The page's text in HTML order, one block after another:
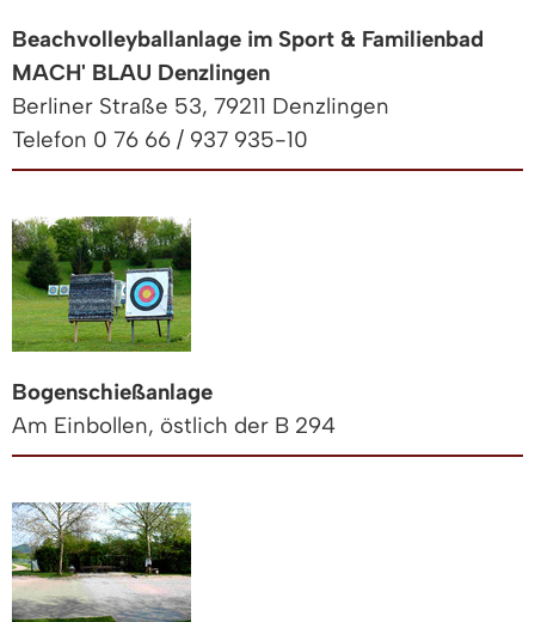
Beachvolleyballanlage im Sport & Familienbad
MACH' BLAU Denzlingen
Berliner Straße 53, 79211 Denzlingen
Telefon 0 76 66 / 937 935-10
Bogenschießanlage
Am Einbollen, östlich der B 294